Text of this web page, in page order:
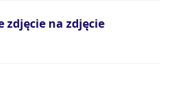
zdjęcie na zdjęcie